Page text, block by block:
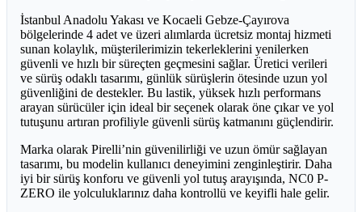
İstanbul Anadolu Yakası ve Kocaeli Gebze-Çayırova
bölgelerinde 4 adet ve üzeri alımlarda ücretsiz montaj hizmeti
sunan kolaylık, müşterilerimizin tekerleklerini yenilerken
güvenli ve hızlı bir süreçten geçmesini sağlar. Üretici verileri
ve sürüş odaklı tasarımı, günlük sürüşlerin ötesinde uzun yol
güvenliğini de destekler. Bu lastik, yüksek hızlı performans
arayan sürücüler için ideal bir seçenek olarak öne çıkar ve yol
tutuşunu artıran profiliyle güvenli sürüş katmanını güçlendirir.
Marka olarak Pirelli’nin güvenilirliği ve uzun ömür sağlayan
tasarımı, bu modelin kullanıcı deneyimini zenginleştirir. Daha
iyi bir sürüş konforu ve güvenli yol tutuş arayışında, NC0 P-
ZERO ile yolculuklarınız daha kontrollü ve keyifli hale gelir.